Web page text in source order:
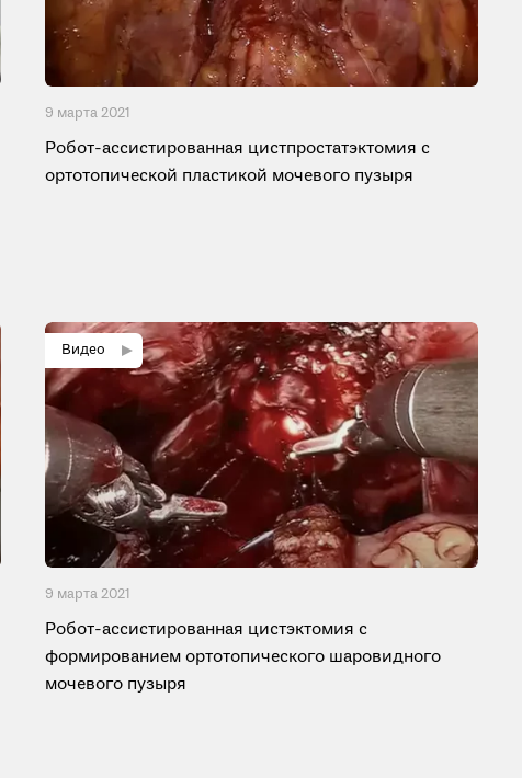
9 мартa 2021
Робот-ассистированная цистпростатэктомия с
ортотопической пластикой мочевого пузыря
9 мартa 2021
Робот-ассистированная цистэктомия с
формированием ортотопического шаровидного
мочевого пузыря